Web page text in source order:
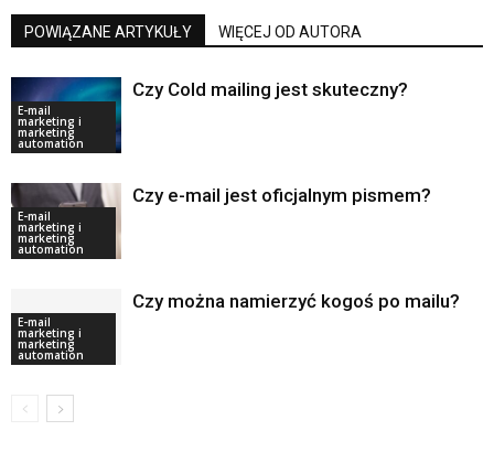
POWIĄZANE ARTYKUŁY WIĘCEJ OD AUTORA
E-mail
marketing i
marketing
automation
Czy Cold mailing jest skuteczny?
E-mail
marketing i
marketing
automation
Czy e-mail jest oficjalnym pismem?
E-mail
marketing i
marketing
automation
Czy można namierzyć kogoś po mailu?